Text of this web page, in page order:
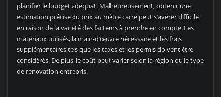
planifier le budget adéquat. Malheureusement, obtenir une
estimation précise du prix au mètre carré peut s’avérer difficile
en raison de la variété des facteurs à prendre en compte. Les
matériaux utilisés, la main-d’œuvre nécessaire et les frais
supplémentaires tels que les taxes et les permis doivent être
considérés. De plus, le coût peut varier selon la région ou le type
de rénovation entrepris.